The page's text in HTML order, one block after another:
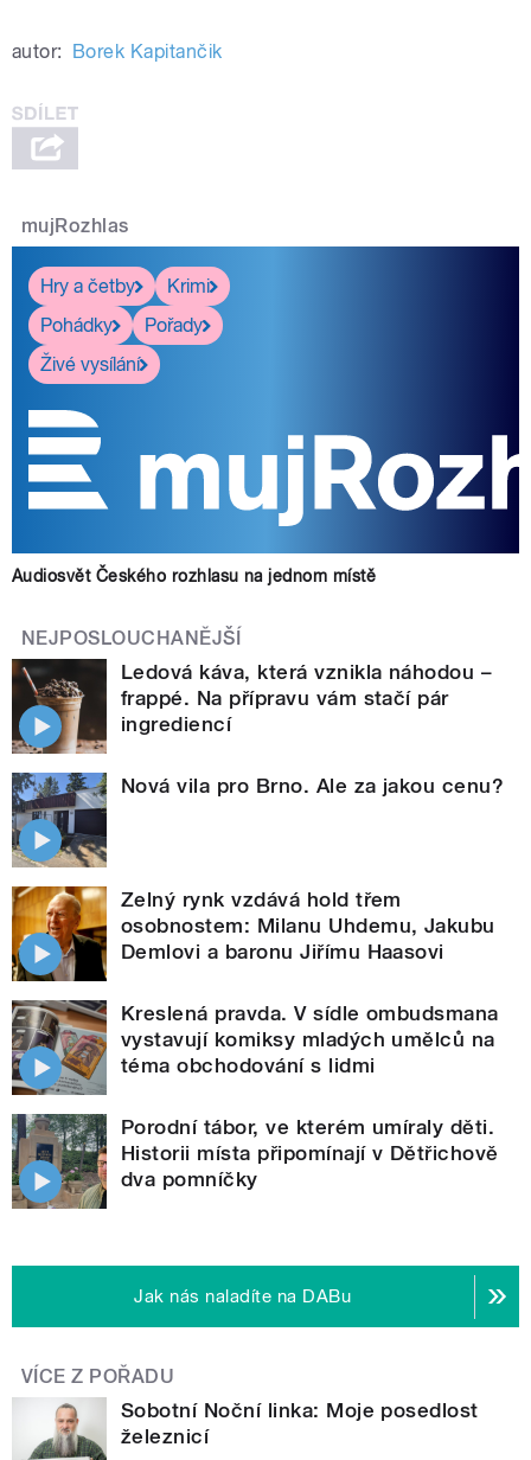
autor: Borek Kapitančik
mujRozhlas
Hry a četby
Krimi
Pohádky
Pořady
Živé vysílání
Audiosvět Českého rozhlasu na jednom místě
NEJPOSLOUCHANĚJŠÍ
Ledová káva, která vznikla náhodou –
frappé. Na přípravu vám stačí pár
ingrediencí
Nová vila pro Brno. Ale za jakou cenu?
Zelný rynk vzdává hold třem
osobnostem: Milanu Uhdemu, Jakubu
Demlovi a baronu Jiřímu Haasovi
Kreslená pravda. V sídle ombudsmana
vystavují komiksy mladých umělců na
téma obchodování s lidmi
Porodní tábor, ve kterém umíraly děti.
Historii místa připomínají v Dětřichově
dva pomníčky
Jak nás naladíte na DABu
VÍCE Z POŘADU
Sobotní Noční linka: Moje posedlost
železnicí